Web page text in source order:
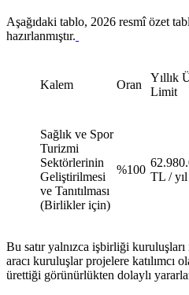
Aşağıdaki tablo, 2026 resmî özet
hazırlanmıştır.
Kalem Oran
Yıllık
Limit
Sağlık ve Spor
Turizmi
Sektörlerinin
Geliştirilmesi
ve Tanıtılması
(Birlikler için)
%100
TL / yıl
Bu satır yalnızca işbirliği
aracı kuruluşlar projelere katılımcı
ürettiği görünürlükten dolaylı